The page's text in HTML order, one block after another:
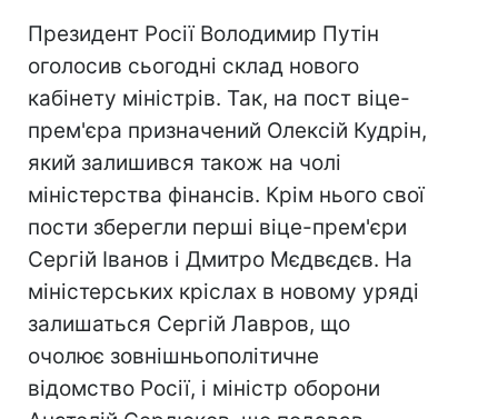
Президент Росії Володимир Путін
оголосив сьогодні склад нового
кабінету міністрів. Так, на пост віце-
прем'єра призначений Олексій Кудрін,
який залишився також на чолі
міністерства фінансів. Крім нього свої
пости зберегли перші віце-прем'єри
Сергій Іванов і Дмитро Мєдвєдєв. На
міністерських кріслах в новому уряді
залишаться Сергій Лавров, що
очолює зовнішньополітичне
відомство Росії, і міністр оборони